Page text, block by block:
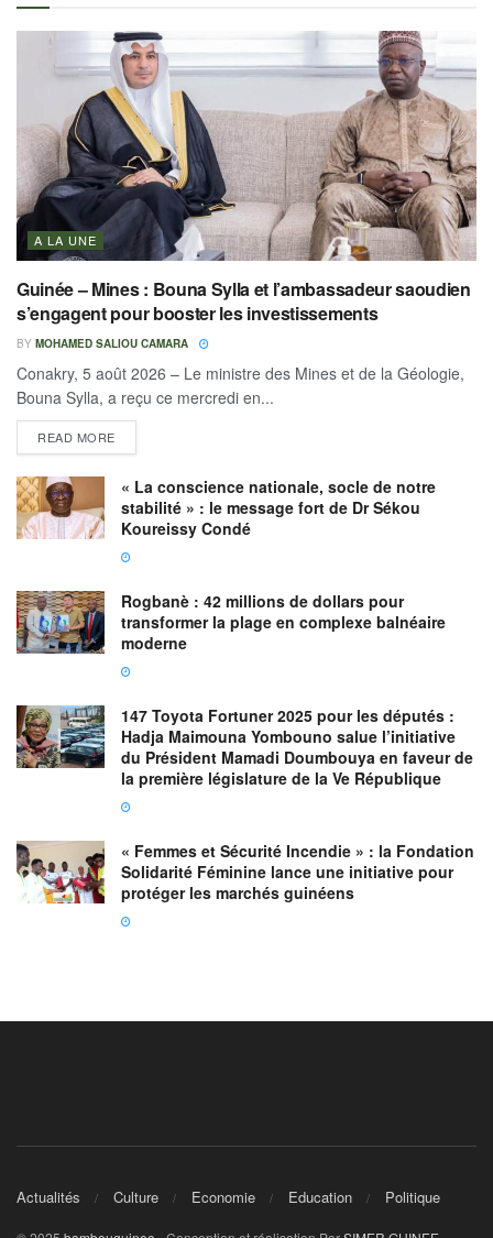
A LA UNE
Guinée – Mines : Bouna Sylla et l’ambassadeur saoudien
s’engagent pour booster les investissements
BY MOHAMED SALIOU CAMARA
Conakry, 5 août 2026 – Le ministre des Mines et de la Géologie,
Bouna Sylla, a reçu ce mercredi en...
READ MORE
« La conscience nationale, socle de notre
stabilité » : le message fort de Dr Sékou
Koureissy Condé
Rogbanè : 42 millions de dollars pour
transformer la plage en complexe balnéaire
moderne
147 Toyota Fortuner 2025 pour les députés :
Hadja Maimouna Yombouno salue l’initiative
du Président Mamadi Doumbouya en faveur de
la première législature de la Ve République
« Femmes et Sécurité Incendie » : la Fondation
Solidarité Féminine lance une initiative pour
protéger les marchés guinéens
Actualités Culture Economie Education Politique